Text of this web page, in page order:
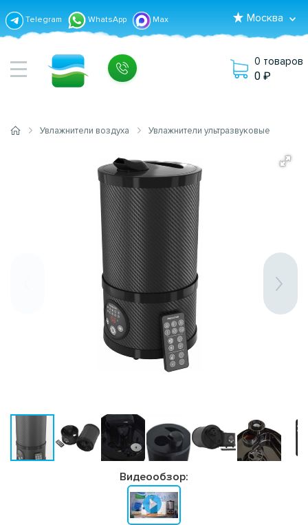
Telegram WhatsApp Max Москва
0 товаров
0
Увлажнители воздуха Увлажнители ультразвуковые
Видеообзор: